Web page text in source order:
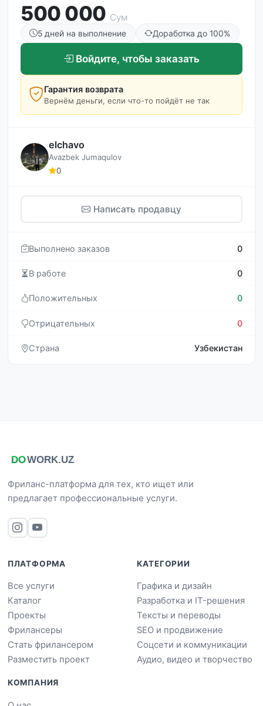
500 000 Сум
5 дней на выполнение Доработка до 100%
Войдите, чтобы заказать
Гарантия возврата
Вернём деньги, если что-то пойдёт не так
elchavo
Avazbek Jumaqulov
0
Написать продавцу
Выполнено заказов 0
В работе 0
Положительных 0
Отрицательных 0
Страна Узбекистан
Фриланс-платформа для тех, кто ищет или
предлагает профессиональные услуги.
ПЛАТФОРМА
Все услуги
Каталог
Проекты
Фрилансеры
Стать фрилансером
Разместить проект
КАТЕГОРИИ
Графика и дизайн
Разработка и IT-решения
Тексты и переводы
SEO и продвижение
Соцсети и коммуникации
Аудио, видео и творчество
КОМПАНИЯ